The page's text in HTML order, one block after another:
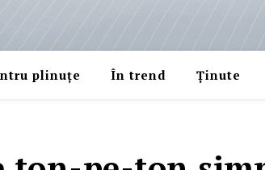
plinuțe În trend Ținute